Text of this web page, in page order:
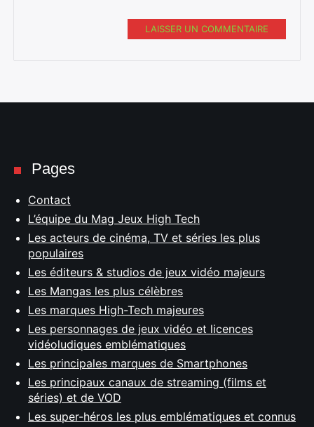
LAISSER UN COMMENTAIRE
Pages
Contact
L’équipe du Mag Jeux High Tech
Les acteurs de cinéma, TV et séries les plus
populaires
Les éditeurs & studios de jeux vidéo majeurs
Les Mangas les plus célèbres
Les marques High-Tech majeures
Les personnages de jeux vidéo et licences
vidéoludiques emblématiques
Les principales marques de Smartphones
Les principaux canaux de streaming (films et
séries) et de VOD
Les super-héros les plus emblématiques et connus